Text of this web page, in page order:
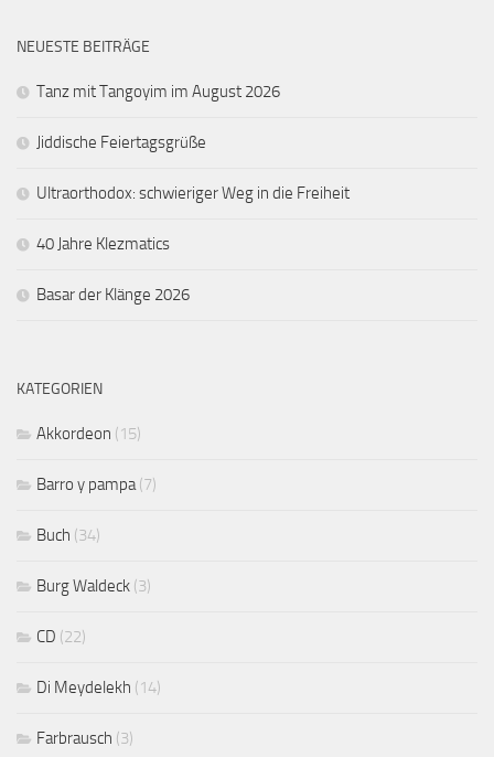
NEUESTE BEITRÄGE
Tanz mit Tangoyim im August 2026
Jiddische Feiertagsgrüße
Ultraorthodox: schwieriger Weg in die Freiheit
40 Jahre Klezmatics
Basar der Klänge 2026
KATEGORIEN
Akkordeon (15)
Barro y pampa(7)
Buch (34)
Burg Waldeck (3)
CD (22)
Di Meydelekh (14)
Farbrausch (3)